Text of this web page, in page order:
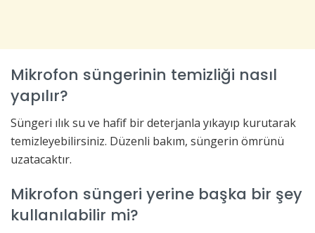
Mikrofon süngerinin temizliği nasıl
yapılır?
Süngeri ılık su ve hafif bir deterjanla yıkayıp kurutarak
temizleyebilirsiniz. Düzenli bakım, süngerin ömrünü
uzatacaktır.
Mikrofon süngeri yerine başka bir şey
kullanılabilir mi?